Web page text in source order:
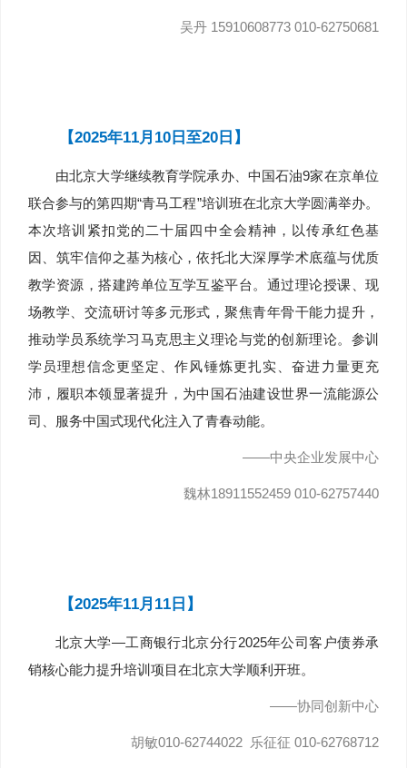
吴丹 15910608773 010-62750681
【2025年11月10日至20日】
由北京大学继续教育学院承办、中国石油9家在京单位
联合参与的第四期“青马工程”培训班在北京大学圆满举办。
本次培训紧扣党的二十届四中全会精神，以传承红色基
因、筑牢信仰之基为核心，依托北大深厚学术底蕴与优质
教学资源，搭建跨单位互学互鉴平台。通过理论授课、现
场教学、交流研讨等多元形式，聚焦青年骨干能力提升，
推动学员系统学习马克思主义理论与党的创新理论。参训
学员理想信念更坚定、作风锤炼更扎实、奋进力量更充
沛，履职本领显著提升，为中国石油建设世界一流能源公
司、服务中国式现代化注入了青春动能。
——中央企业发展中心
魏林18911552459 010-62757440
【2025年11月11日】
北京大学—工商银行北京分行2025年公司客户债券承
销核心能力提升培训项目在北京大学顺利开班。
——协同创新中心
胡敏010-62744022 乐征征 010-62768712